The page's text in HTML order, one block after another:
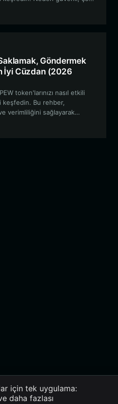
için en iyi tercih olduğunu
Göndermek
İyi Cüzdan (2026
token'larınızı nasıl etkili
Bu rehber,
verimliliğini sağlayarak
etkileşimde bulunmak
için tek uygulama:
daha fazlası